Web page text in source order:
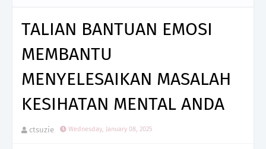
TALIAN BANTUAN EMOSI
MEMBANTU
MENYELESAIKAN MASALAH
KESIHATAN MENTAL ANDA
ctsuzie Wednesday, January 08, 2025